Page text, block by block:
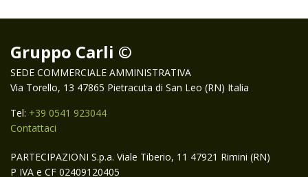
Gruppo Carli ©
SEDE COMMERCIALE AMMINISTRATIVA
Via Torello, 13 47865 Pietracuta di San Leo (RN) Italia
Tel: +39 0541 923044
Contattaci
PARTECIPAZIONI S.p.a. Viale Tiberio, 11 47921 Rimini (RN)
P IVA e CF 02409120405